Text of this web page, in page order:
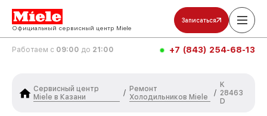
Официальный сервисный центр Miele
Записаться
Работаем с 09:00 до 21:00 +7 (843) 254-68-13
Сервисный центр
Miele в Казани
/
Ремонт
Холодильников Miele
/
K
28463
D